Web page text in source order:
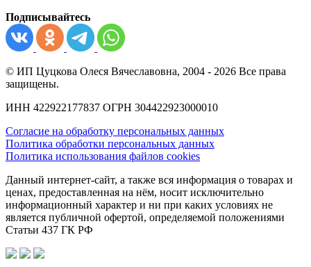
Подписывайтесь
© ИП Цуцкова Олеся Вячеславовна, 2004 - 2026 Все права
защищены.
ИНН 422922177837 ОГРН 304422923000010
Согласие на обработку персональных данных
Политика обработки персональных данных
Политика использования файлов cookies
Данный интернет-сайт, а также вся информация о товарах и
ценах, предоставленная на нём, носит исключительно
информационный характер и ни при каких условиях не
является публичной офертой, определяемой положениями
Статьи 437 ГК РФ